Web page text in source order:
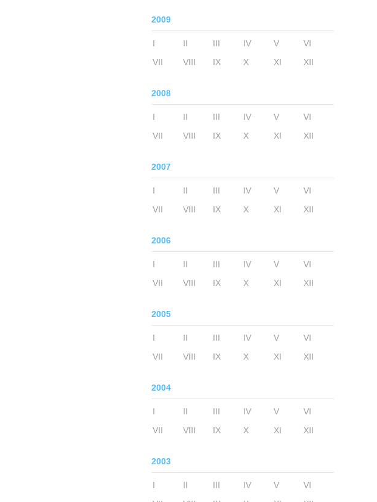
2009
I II III IV V
VI
VII
VIII IX X XI XII
2008
I II III IV V
VI
VII
VIII IX X XI XII
2007
I II III IV V
VI
VII
VIII IX X XI XII
2006
I II III IV V
VI
VII
VIII IX X XI XII
2005
I II III IV V
VI
VII
VIII IX X XI XII
2004
I II III IV V
VI
VII
VIII IX X XI XII
2003
I II III IV V
VI